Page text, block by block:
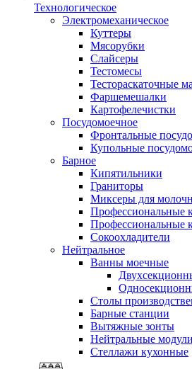
Технологическое
Электромеханическое
Куттеры
Мясорубки
Слайсеры
Тестомесы
Тестораскаточные
Фаршемешалки
Картофелечистки
Посудомоечное
Фронтальные
Купольные
Барное
Кипятильники
Граниторы
Миксеры для
Профессиональные
Профессиональные
Сокоохладители
Нейтральное
Ванны моечные
Столы
Барные станции
Вытяжные зонты
Нейтральные модули
Стеллажи кухонные